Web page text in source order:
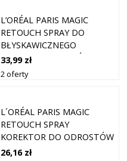
L’ORÉAL PARIS MAGIC
RETOUCH SPRAY DO
BŁYSKAWICZNEGO
RETUSZU ODROSTÓW
ODCIEŃ BLOND 75 ML
33,99 zł
2 oferty
L´ORÉAL PARIS MAGIC
RETOUCH SPRAY
KOREKTOR DO ODROSTÓW
DARK BROWN 75 ML
26,16 zł